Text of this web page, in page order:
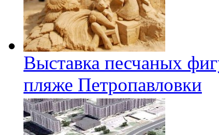
Выставка песчаных
пляже Петропавловки